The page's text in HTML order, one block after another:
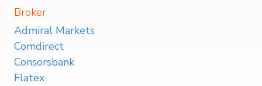
Broker
Admiral Markets
Comdirect
Consorsbank
Flatex